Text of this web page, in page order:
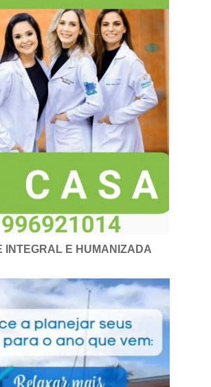
INTEGRAL E HUMANIZADA